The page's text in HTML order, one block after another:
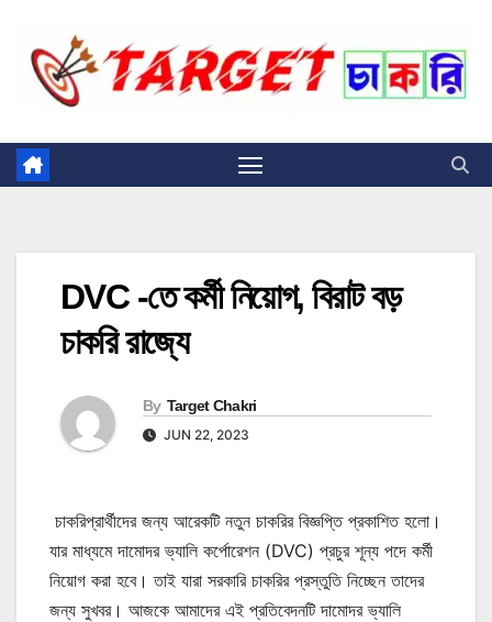
content
DVC -তে কর্মী নিয়োগ, বিরাট বড়
চাকরি রাজ্যে
By Target Chakri
JUN 22, 2023
চাকরিপ্রার্থীদের জন্য আরেকটি নতুন চাকরির বিজ্ঞপ্তি প্রকাশিত হলো।
যার মাধ্যমে দামোদর ভ্যালি কর্পোরেশন (DVC) প্রচুর শূন্য পদে কর্মী
নিয়োগ করা হবে। তাই যারা সরকারি চাকরির প্রস্তুতি নিচ্ছেন তাদের
জন্য সুখবর। আজকে আমাদের এই প্রতিবেদনটি দামোদর ভ্যালি